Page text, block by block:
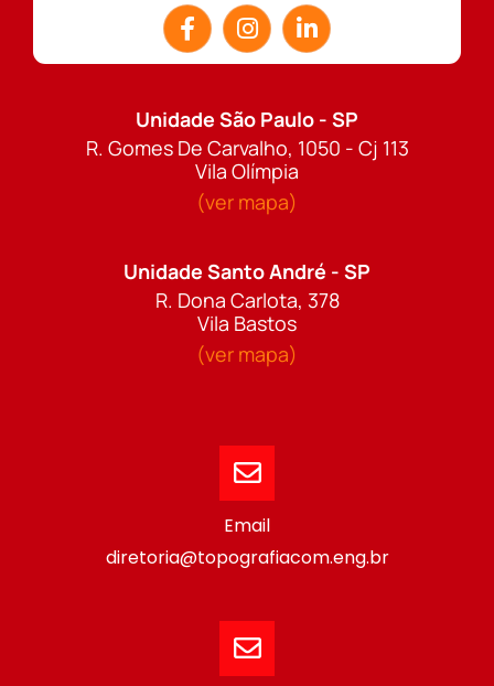
Unidade São Paulo - SP
R. Gomes De Carvalho, 1050 - Cj 113
Vila Olímpia
(ver mapa)
Unidade Santo André - SP
R. Dona Carlota, 378
Vila Bastos
(ver mapa)
Email
diretoria@topografiacom.eng.br